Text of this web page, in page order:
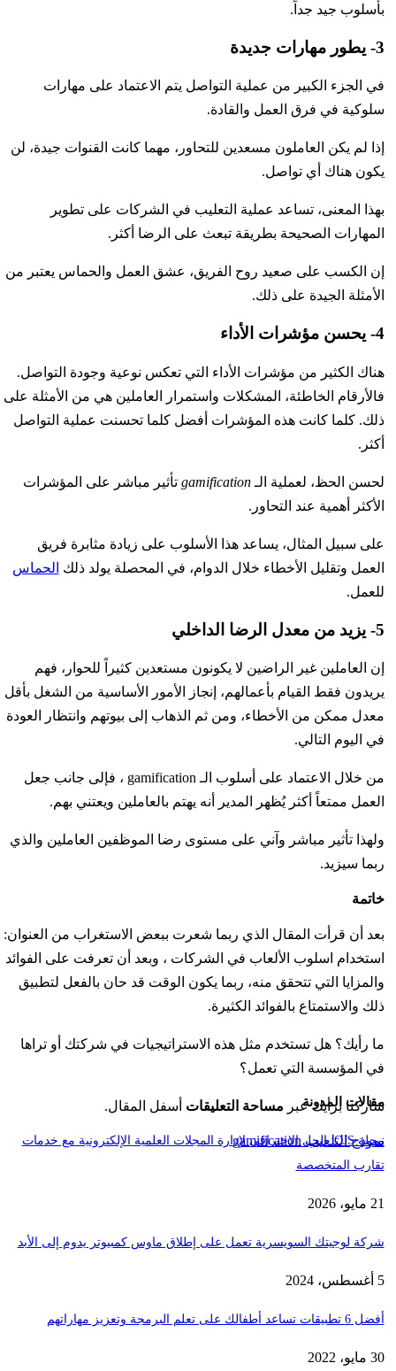
بأسلوب جيد جداً.
3- يطور مهارات جديدة
في الجزء الكبير من عملية التواصل يتم الاعتماد على مهارات
سلوكية في فرق العمل والقادة.
إذا لم يكن العاملون مسعدين للتحاور، مهما كانت القنوات جيدة، لن
يكون هناك أي تواصل.
بهذا المعنى، تساعد عملية التعليب في الشركات على تطوير
المهارات الصحيحة بطريقة تبعث على الرضا أكثر.
إن الكسب على صعيد روح الفريق، عشق العمل والحماس يعتبر من
الأمثلة الجيدة على ذلك.
4- يحسن مؤشرات الأداء
هناك الكثير من مؤشرات الأداء التي تعكس نوعية وجودة التواصل.
فالأرقام الخاطئة، المشكلات واستمرار العاملين هي من الأمثلة على
ذلك. كلما كانت هذه المؤشرات أفضل كلما تحسنت عملية التواصل
أكثر.
لحسن الحظ، لعملية الـgamification تأثير مباشر على المؤشرات
الأكثر أهمية عند التحاور.
على سبيل المثال، يساعد هذا الأسلوب على زيادة مثابرة فريق
العمل وتقليل الأخطاء خلال الدوام، في المحصلة يولد ذلك الحماس
للعمل.
5- يزيد من معدل الرضا الداخلي
إن العاملين غير الراضين لا يكونون مستعدين كثيراً للحوار، فهم
يريدون فقط القيام بأعمالهم، إنجاز الأمور الأساسية من الشغل بأقل
معدل ممكن من الأخطاء، ومن ثم الذهاب إلى بيوتهم وانتظار العودة
في اليوم التالي.
من خلال الاعتماد على أسلوب الـ gamification ، فإلى جانب جعل
العمل ممتعاً أكثر يُظهر المدير أنه يهتم بالعاملين ويعتني بهم.
ولهذا تأثير مباشر وآني على مستوى رضا الموظفين العاملين والذي
ربما سيزيد.
خاتمة
بعد أن قرأت المقال الذي ربما شعرت ببعض الاستغراب من العنوان:
استخدام اسلوب الألعاب في الشركات ، وبعد أن تعرفت على الفوائد
والمزايا التي تتحقق منه، ربما يكون الوقت قد حان بالفعل لتطبيق
ذلك والاستمتاع بالفوائد الكثيرة.
ما رأيك؟ هل تستخدم مثل هذه الاستراتيجيات في شركتك أو تراها
في المؤسسة التي تعمل؟
شاركنا برأيك عبر مساحة التعليقات أسفل المقال.
نموذج التلعيب gamification
مقالات المدونة
مجلة OJS: الحل الاحترافي لإدارة المجلات العلمية الإلكترونية مع خدمات
تقارب المتخصصة
21 مايو، 2026
شركة لوجيتك السويسرية تعمل على إطلاق ماوس كمبيوتر يدوم إلى الأبد
5 أغسطس، 2024
أفضل 6 تطبيقات تساعد أطفالك على تعلم البرمجة وتعزيز مهاراتهم
30 مايو، 2022